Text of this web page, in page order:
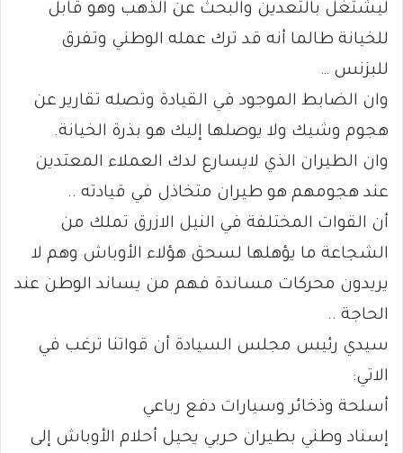
ليشتغل بالتعدين والبحث عن الذهب وهو قابل
للخيانة طالما أنه قد ترك عمله الوطني وتفرق
للبزنس …
وان الضابط الموجود في القيادة وتصله تقارير عن
هجوم وشيك ولا يوصلها إليك هو بذرة الخيانة.
وان الطيران الذي لايسارع لدك العملاء المعتدين
عند هجومهم هو طيران متخاذل في قيادته ..
أن القوات المختلفة في النيل الازرق تملك من
الشجاعة ما يؤهلها لسحق هؤلاء الأوباش وهم لا
يريدون محركات مساندة فهم من يساند الوطن عند
الحاجة ..
سيدي رئيس مجلس السيادة أن قواتنا ترغب في
الاتي:
أسلحة وذخائر وسيارات دفع رباعي
إسناد وطني بطيران حربي يحيل أحلام الأوباش إلى